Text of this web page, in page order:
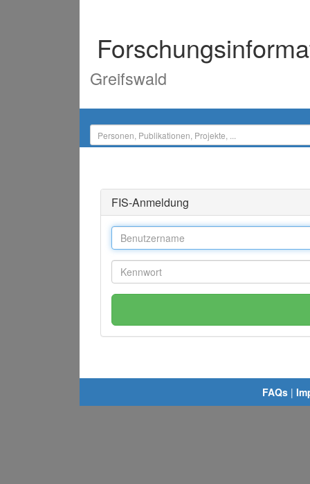
Greifswald
FIS-Anmeldung
FAQs |